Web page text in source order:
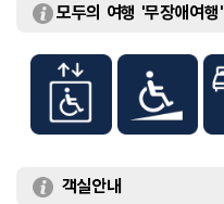
모두의 여행 '무장애여행'
객실안내